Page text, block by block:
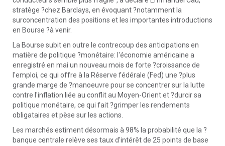
stratège ?chez Barclays, en évoquant ?notamment la
surconcentration des positions et les importantes introductions
en Bourse ?à venir.
La Bourse subit en outre le contrecoup des anticipations en
matière de politique ?monétaire: l'économie américaine a
enregistré en mai un nouveau mois de forte ?croissance de
l'emploi, ce qui offre à la Réserve fédérale (Fed) une ?plus
grande marge de ?manoeuvre pour se concentrer sur la lutte
contre l'inflation liée au conflit au Moyen-Orient et ?durcir sa
politique monétaire, ce qui fait ?grimper les rendements
obligataires et pèse sur les actions.
Les marchés estiment désormais à 98% la probabilité que la ?
banque centrale relève ses taux d'intérêt de 25 points de base